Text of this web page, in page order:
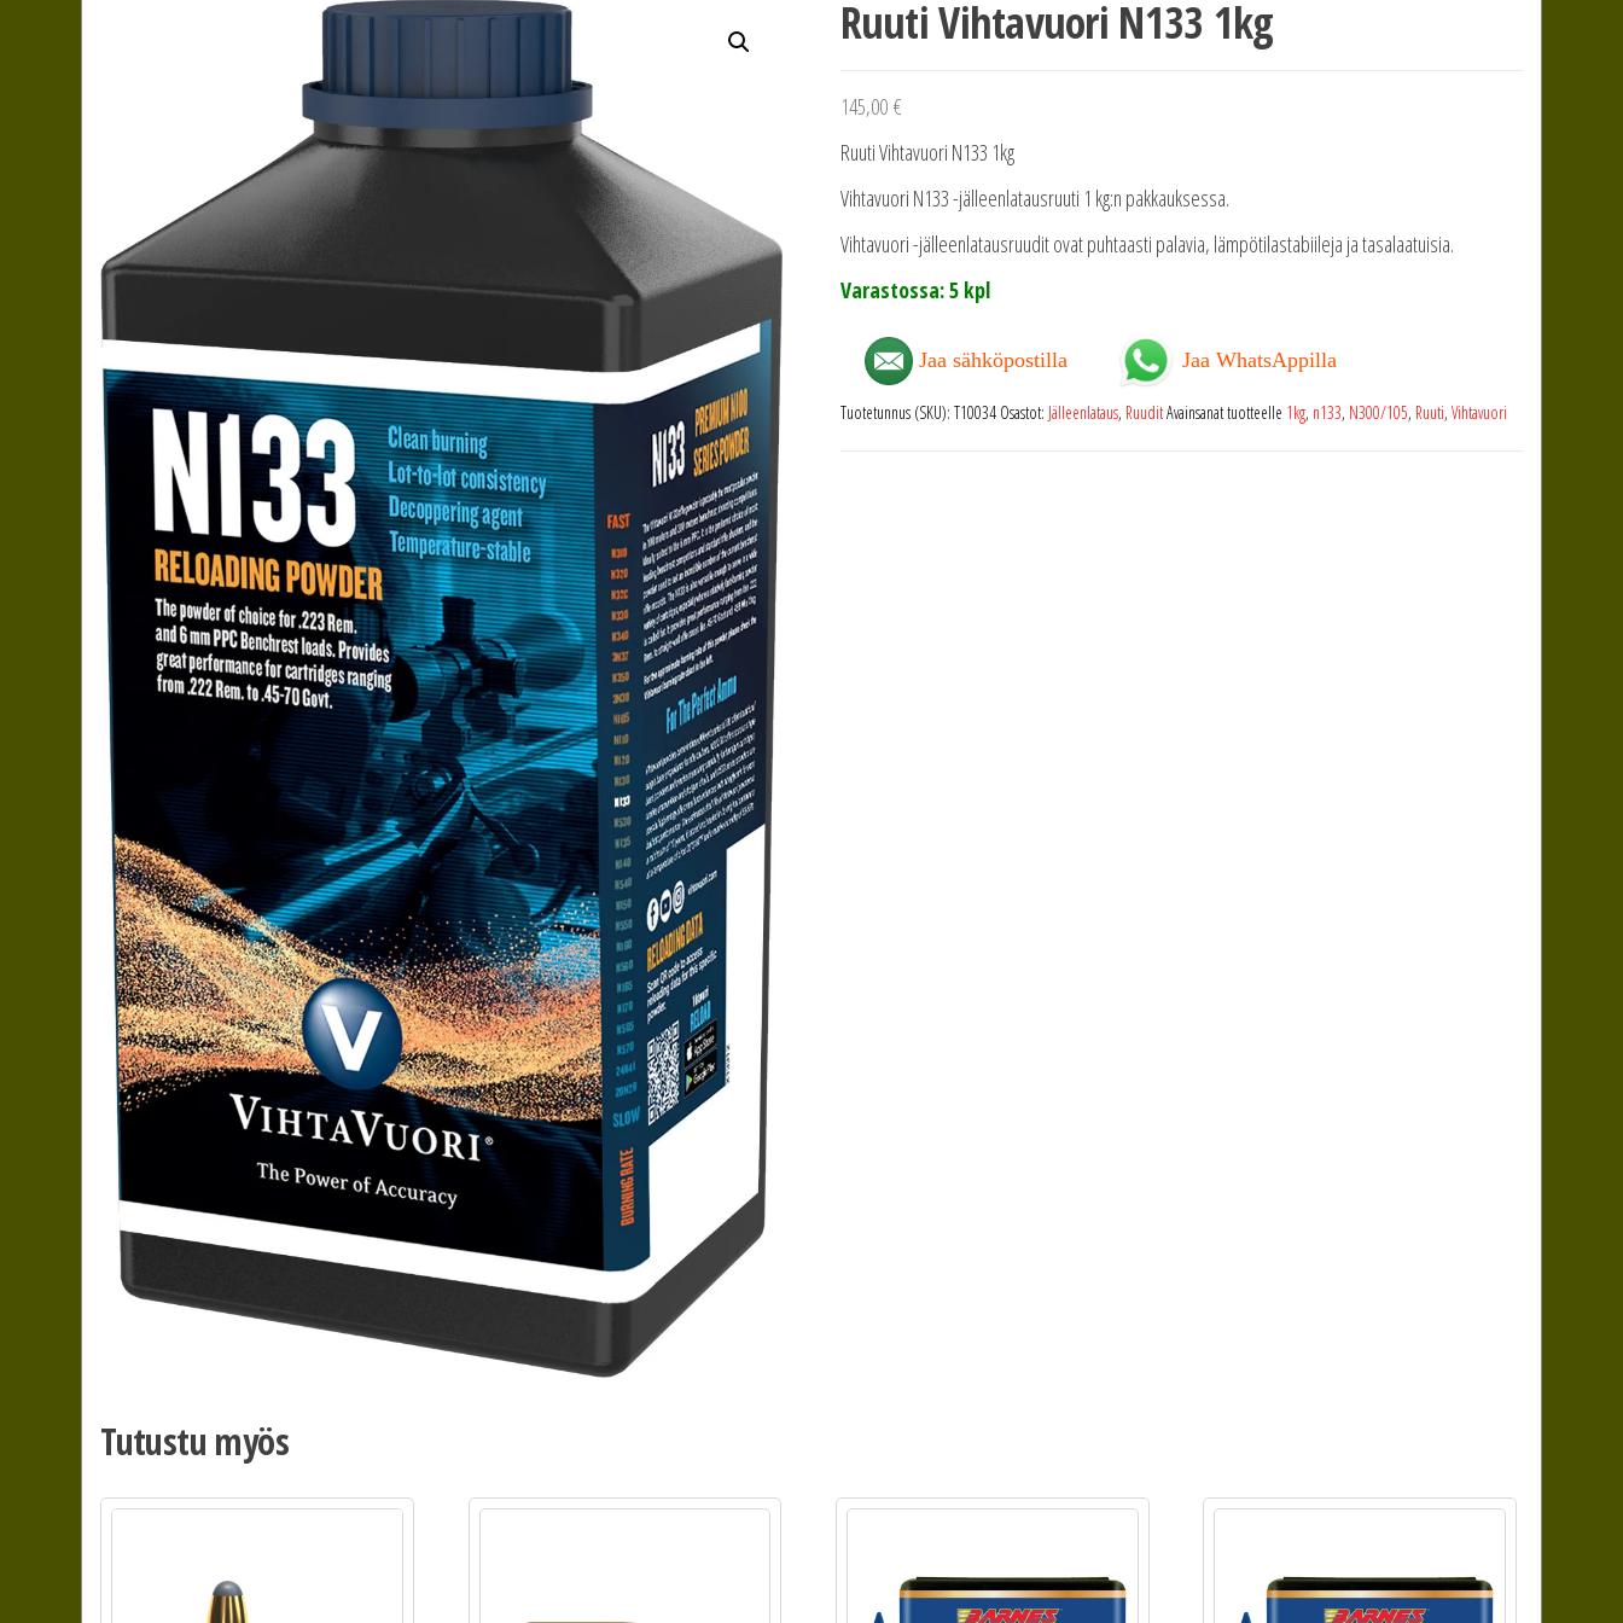
Ruuti Vihtavuori N133 1kg
145,00 €
Ruuti Vihtavuori N133 1kg
Vihtavuori N133 -jälleenlatausruuti 1 kg:n pakkauksessa.
Vihtavuori -jälleenlatausruudit ovat puhtaasti palavia, lämpötilastabiileja ja tasalaatuisia.
Varastossa: 5 kpl
Jaa sähköpostilla Jaa WhatsAppilla
Tuotetunnus (SKU): T10034 Osastot: Jälleenlataus, RuuditAvainsanat tuotteelle 1kg, n133, N300/105, Ruuti, Vihtavuori
Tutustu myös